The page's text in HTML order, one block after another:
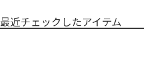
最近チェックしたアイテム